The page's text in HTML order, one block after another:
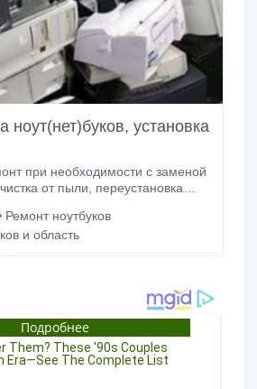
ноут(нет)буков, установка
до 100 км от города с
сообщением без
Ремонт ноутбуков
и область